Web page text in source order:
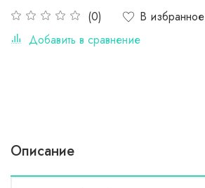
(0)
В избранное
Добавить в сравнение
Описание